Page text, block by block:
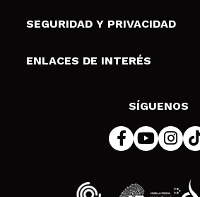
Tarjetas de Regalo
Envíos y devoluciones
Formas de pago
SEGURIDAD Y PRIVACIDAD
Terminos y condiciones de uso
Política de cookies
ENLACES DE INTERÉS
SÍGUENOS